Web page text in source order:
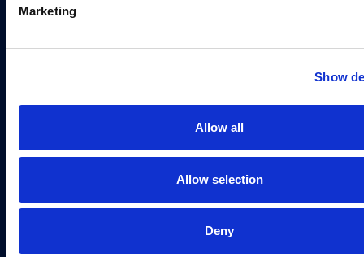
Marketing
Show
Allow all
Allow selection
Deny
Blog
Ügyfélszolgálat
munkatársai készséggel válaszolnak
hétköznap 8 és 16 óra között, vagy
küldjön e-mailt a következő címre:
ÉRINTKEZÉS